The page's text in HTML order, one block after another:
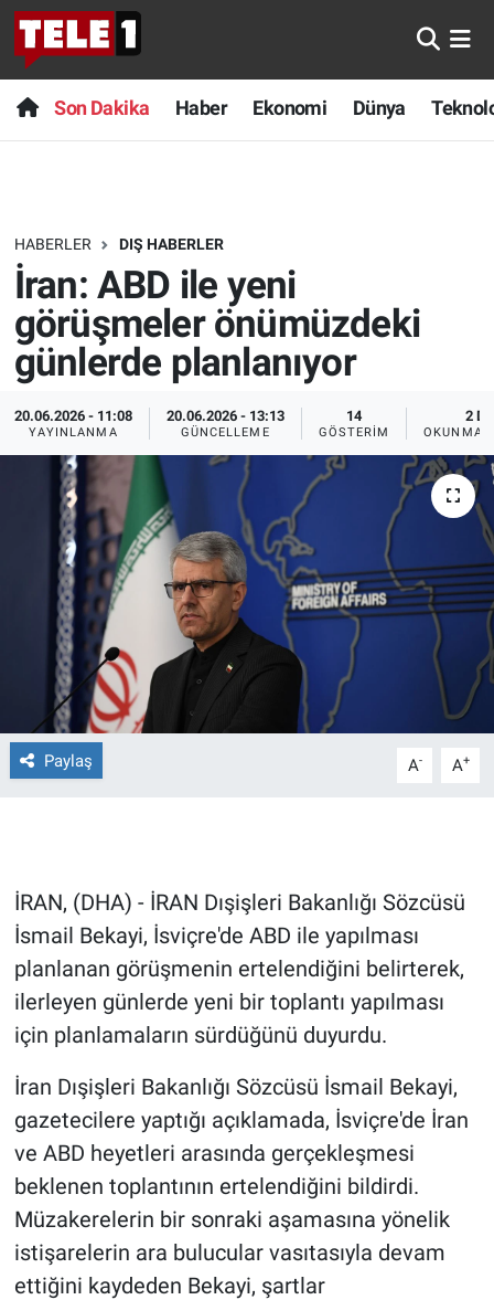
Son Dakika Haber Ekonomi Dünya
HABERLER DIŞ HABERLER
İran: ABD ile yeni
görüşmeler önümüzdeki
günlerde planlanıyor
20.06.2026 - 11:08
YAYINLANMA
20.06.2026 - 13:13
GÜNCELLEME
14
GÖSTERIM
2 DK
OKUNMA
Paylaş A- A+
İRAN, (DHA) - İRAN Dışişleri Bakanlığı Sözcüsü
İsmail Bekayi, İsviçre'de ABD ile yapılması
planlanan görüşmenin ertelendiğini belirterek,
ilerleyen günlerde yeni bir toplantı yapılması
için planlamaların sürdüğünü duyurdu.
İran Dışişleri Bakanlığı Sözcüsü İsmail Bekayi,
gazetecilere yaptığı açıklamada, İsviçre'de İran
ve ABD heyetleri arasında gerçekleşmesi
beklenen toplantının ertelendiğini bildirdi.
Müzakerelerin bir sonraki aşamasına yönelik
istişarelerin ara bulucular vasıtasıyla devam
ettiğini kaydeden Bekayi, şartlar
Anında Manşet
Başka Sohbetler
Bilim turu
Bilim ve Teknoloji Evreni
Doğa Konuşuyor
Dünya
Ege Saati
Ege'den Esintiler
Eğitim
Eğlence
Ekonomi
Forum
Gün Bitiyor
Gün Ortası
Gündem Özel
Günün görüntüsü
Haber
İlan
Kimdir
Son Dakika
Haber
Dünya
Teknoloji
Sağlık
Spor
Yayın Akışı
İletişim
Nöbetçi Eczaneler
Hava Durumu
Trafik Durumu
Süper Lig Puan Durumu ve Fikstür
Tüm Manşetler
Son Dakika Haberleri
Haber Arşivi